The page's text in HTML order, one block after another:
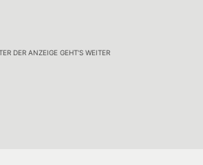
DER ANZEIGE GEHT'S WEITER